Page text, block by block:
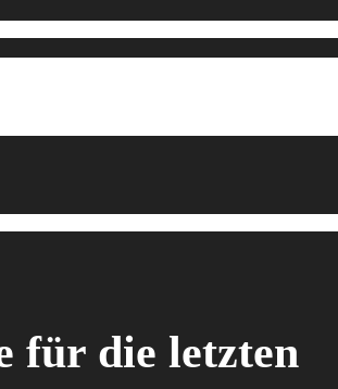
für die letzten